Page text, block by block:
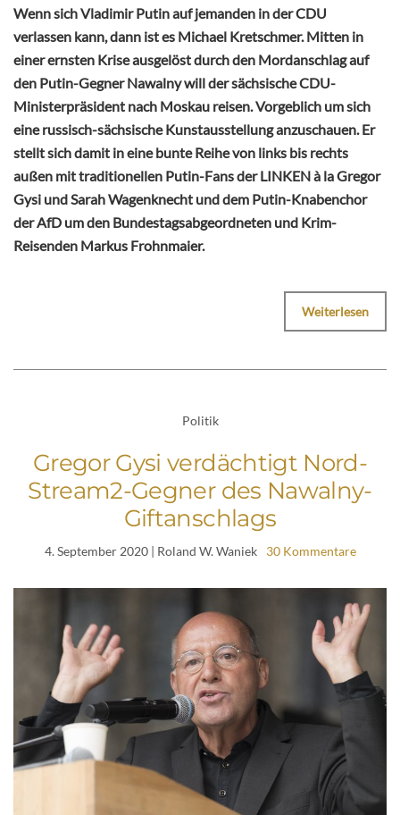
Wenn sich Vladimir Putin auf jemanden in der CDU
verlassen kann, dann ist es Michael Kretschmer. Mitten in
einer ernsten Krise ausgelöst durch den Mordanschlag auf
den Putin-Gegner Nawalny will der sächsische CDU-
Ministerpräsident nach Moskau reisen. Vorgeblich um sich
eine russisch-sächsische Kunstausstellung anzuschauen. Er
stellt sich damit in eine bunte Reihe von links bis rechts
außen mit traditionellen Putin-Fans der LINKEN à la Gregor
Gysi und Sarah Wagenknecht und dem Putin-Knabenchor
der AfD um den Bundestagsabgeordneten und Krim-
Reisenden Markus Frohnmaier.
Weiterlesen
Politik
Gregor Gysi verdächtigt Nord-
Stream2-Gegner des Nawalny-
Giftanschlags
4. September 2020| Roland W. Waniek 30 Kommentare